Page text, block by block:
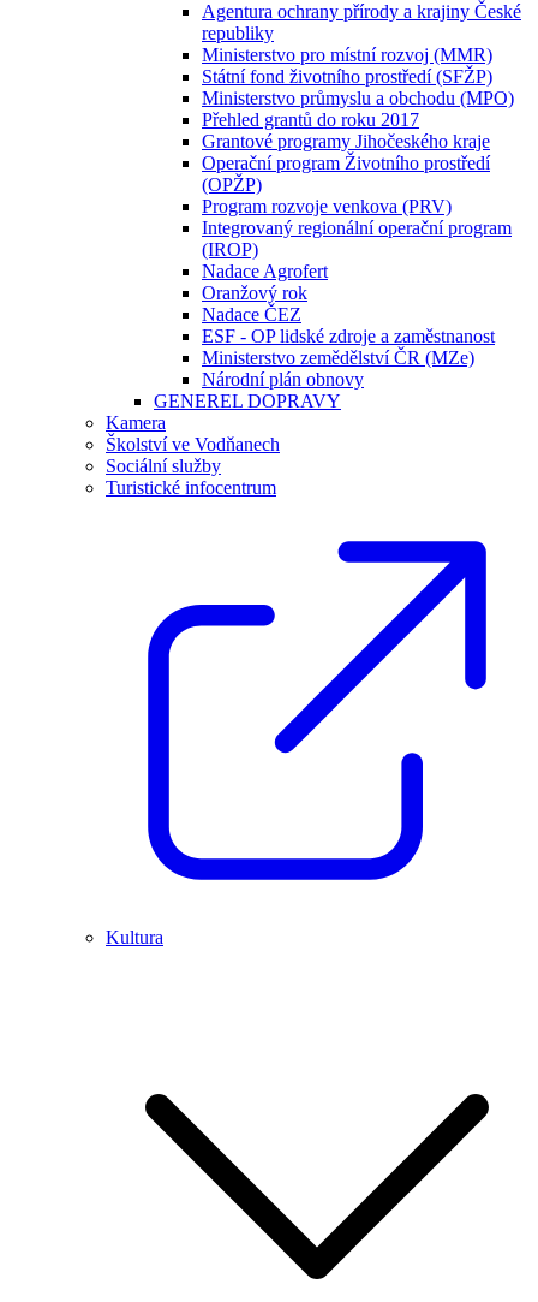
Agentura ochrany přírody a krajiny České
republiky
Ministerstvo pro místní rozvoj (MMR)
Státní fond životního prostředí (SFŽP)
Ministerstvo průmyslu a obchodu (MPO)
Přehled grantů do roku 2017
Grantové programy Jihočeského kraje
Operační program Životního prostředí
(OPŽP)
Program rozvoje venkova (PRV)
Integrovaný regionální operační program
(IROP)
Nadace Agrofert
Oranžový rok
Nadace ČEZ
ESF - OP lidské zdroje a zaměstnanost
Ministerstvo zemědělství ČR (MZe)
Národní plán obnovy
GENEREL DOPRAVY
Kamera
Školství ve Vodňanech
Sociální služby
Turistické infocentrum
Kultura